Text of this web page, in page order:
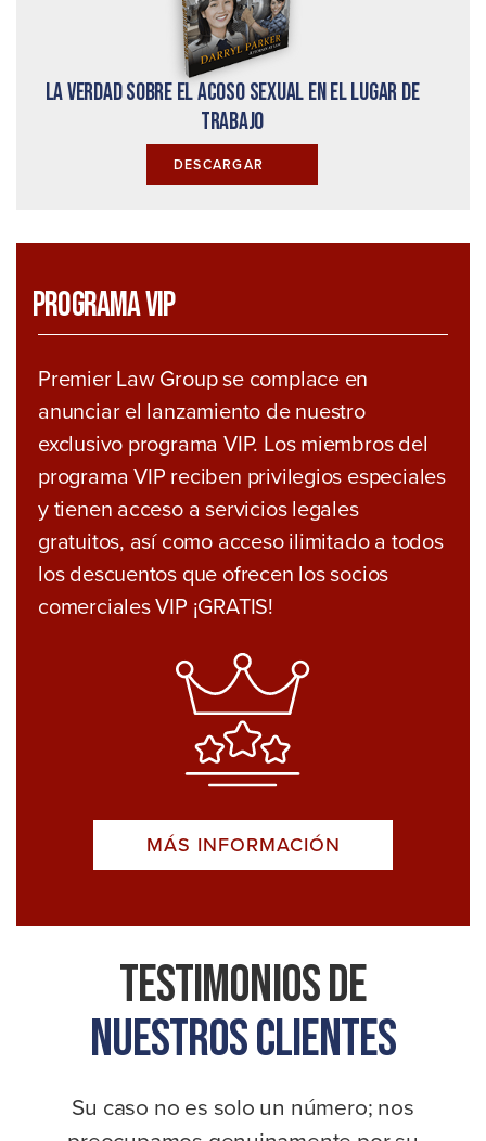
La verdad sobre el acoso sexual en el lugar de
trabajo
DESCARGAR
Programa VIP
Premier Law Group se complace en
anunciar el lanzamiento de nuestro
exclusivo programa VIP. Los miembros del
programa VIP reciben privilegios especiales
y tienen acceso a servicios legales
gratuitos, así como acceso ilimitado a todos
los descuentos que ofrecen los socios
comerciales VIP ¡GRATIS!
MÁS INFORMACIÓN
Testimonios De
Nuestros Clientes
Su caso no es solo un número; nos